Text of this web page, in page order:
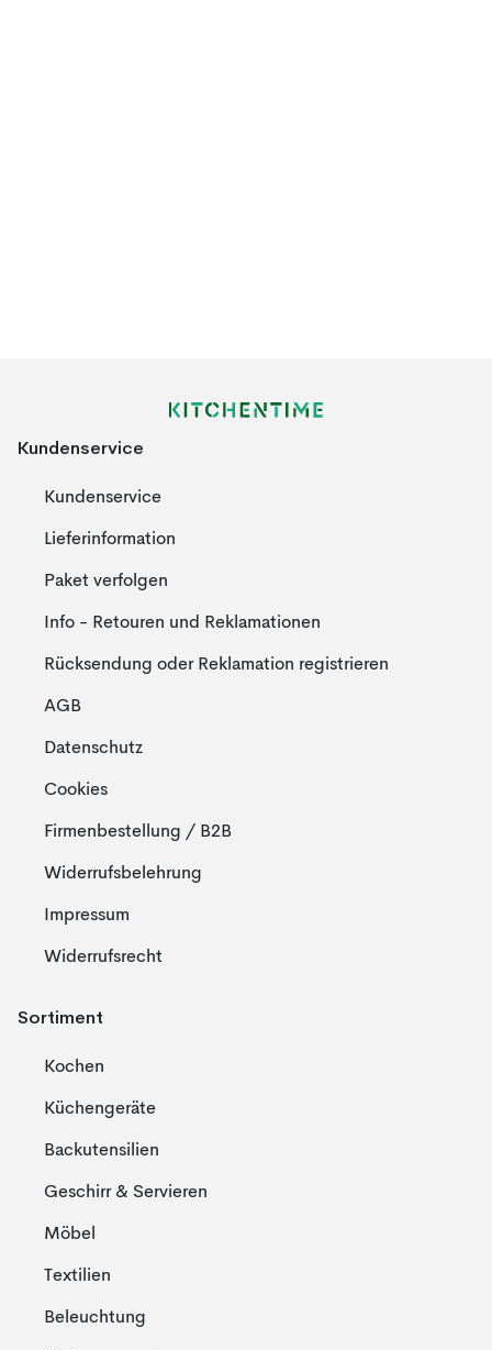
Kundenservice
Kundenservice
Lieferinformation
Paket verfolgen
Info - Retouren und Reklamationen
Rücksendung oder Reklamation registrieren
AGB
Datenschutz
Cookies
Firmenbestellung / B2B
Widerrufsbelehrung
Impressum
Widerrufsrecht
Sortiment
Kochen
Küchengeräte
Backutensilien
Geschirr & Servieren
Möbel
Textilien
Beleuchtung